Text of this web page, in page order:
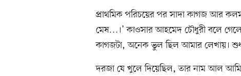
প্রাথমিক পরিচয়ের পর সাদা কাগজ আর
মেষ…।’ কাওসার আহমেদ চৌধুরী বলে
কাগজটা, অনেক ভুল ছিল আমার লেখায়।
দরজা যে খুলে দিয়েছিল, তার নাম আল